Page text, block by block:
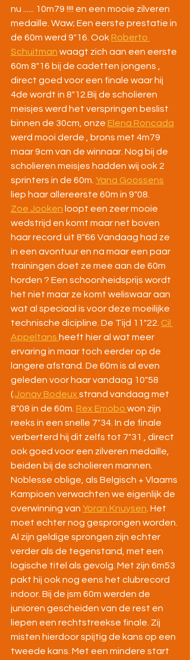
nu ...... 10m79 !!!! en een mooie zilveren
medaille. Waw; Een eerste prestatie in
de 60m werd 9"16. Ook Roberto
Schuitman waagt zich aan een eerste
60m 8"16 bij de cadetten jongens ,
direct goed voor een finale waar hij
4de wordt in 8"12.Bij de scholieren
meisjes werd het verspringen beslist
binnen de 30cm, onze Elena Roncada
werd mooi derde , brons met 4m79
maar 9cm van de winnaar. Nog bij de
scholieren meisjes hadden wij ook 2
sprinters in de 60m. Yana Goossens
liep haar allereerste 60m in 9"08.
Zoe Jooken loopt een zeer mooie
wedstrijd en komt maar net boven
haar record uit 8"66 Vandaag had ze
in een avontuur en na maar een paar
trainingen doet ze mee aan de 60m
horden ? Een schoonheidsprijs wordt
het niet maar ze komt weliswaar aan
wat al speciaal is voor deze moeilijke
technische dicipline. De Tijd 11"22. Cil
Appeltans heeft hier al wat meer
ervaring in maar toch eerder op de
langere afstand. De 60m is al even
geleden voor haar vandaag 10"58
(.Jonay Bodeux strand vandaag met
8"08 in de 60m. Rex Emobo won zijn
reeks in een snelle 7"34. In de finale
verberterd hij dit zelfs tot 7"31 , direct
ook goed voor een zilveren medaille,
beiden bij de scholieren mannen.
Noblesse oblige, als Belgisch + Vlaams
Kampioen verwachten we eigenlijk de
overwinning van Yoran Knuysen . Het
moet echter nog gesprongen worden.
Al zijn geldige sprongen zijn echter
verder als de tegenstand, met een
logische titel als gevolg. Met zijn 6m53
pakt hij ook nog eens het clubrecord
indoor. Bij de jsm 60m werden de
junioren gescheiden van de rest en
liepen een rechtstreekse finale. Zij
misten hierdoor spijtig de kans op een
tweede kans. Met een mindere start